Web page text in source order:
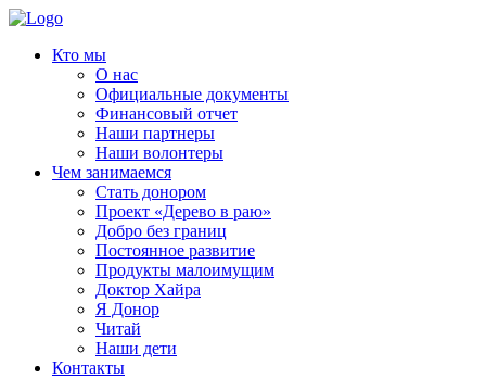
Кто мы
О нас
Официальные документы
Финансовый отчет
Наши партнеры
Наши волонтеры
Чем занимаемся
Стать донором
Проект «Дерево в раю»
Добро без границ
Постоянное развитие
Продукты малоимущим
Доктор Хайра
Я Донор
Читай
Наши дети
Контакты